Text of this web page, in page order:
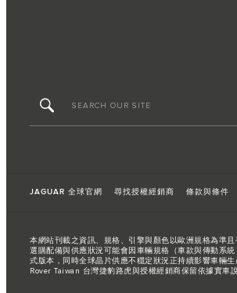
JAGUAR 全球官網 尋找授權經銷商 條款與條件
本網站刊載之資訊、規格、引擎與顏色以歐洲規格為準
選購配備與供應狀況可能會因車輛規格（車款與傳動系
式版本，同時全球晶片供應不穩定狀況正持續影響車輛
Rover Taiwan 台灣捷豹路虎與授權經銷商保留依據實車